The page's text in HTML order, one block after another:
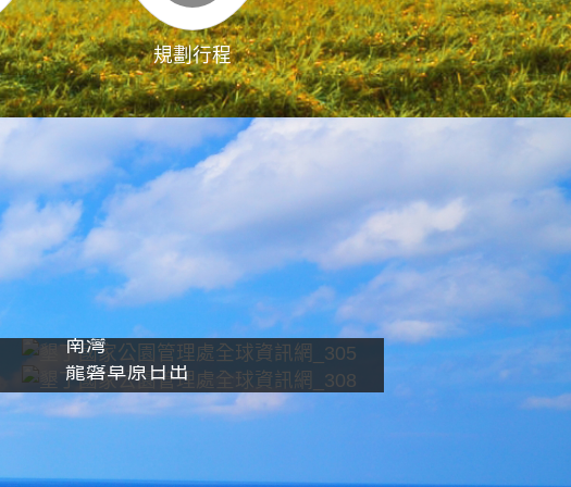
規劃行程 影像直播
南灣
龍磐草原日出